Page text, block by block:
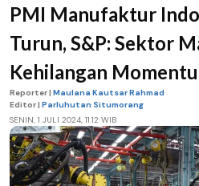
PMI Manufaktur
Turun, S&P: Sektor
Kehilangan
Reporter | Maulana Kautsar Rahmad
Editor | Parluhutan Situmorang
SENIN, 1 JULI 2024, 11.12 WIB